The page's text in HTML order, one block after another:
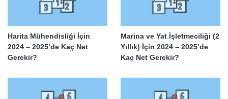
Harita Mühendisliği İçin
2024 – 2025’de Kaç Net
Gerekir?
Marina ve Yat İşletmeciliği (2
Yıllık) İçin 2024 – 2025’de
Kaç Net Gerekir?